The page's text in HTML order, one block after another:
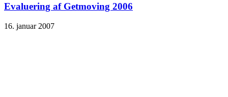
Evaluering af Getmoving 2006
16. januar 2007